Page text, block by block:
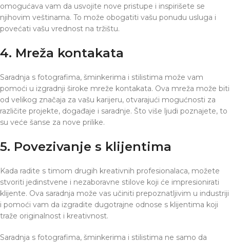
omogućava vam da usvojite nove pristupe i inspirišete se
njihovim veštinama. To može obogatiti vašu ponudu usluga i
povećati vašu vrednost na tržištu.
4. Mreža kontakata
Saradnja s fotografima, šminkerima i stilistima može vam
pomoći u izgradnji široke mreže kontakata. Ova mreža može biti
od velikog značaja za vašu karijeru, otvarajući mogućnosti za
različite projekte, događaje i saradnje. Što više ljudi poznajete, to
su veće šanse za nove prilike.
5. Povezivanje s klijentima
Kada radite s timom drugih kreativnih profesionalaca, možete
stvoriti jedinstvene i nezaboravne stilove koji će impresionirati
klijente. Ova saradnja može vas učiniti prepoznatljivim u industriji
i pomoći vam da izgradite dugotrajne odnose s klijentima koji
traže originalnost i kreativnost.
Saradnja s fotografima, šminkerima i stilistima ne samo da